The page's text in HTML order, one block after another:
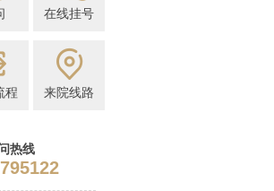
在线挂号
程 来院线路
热线